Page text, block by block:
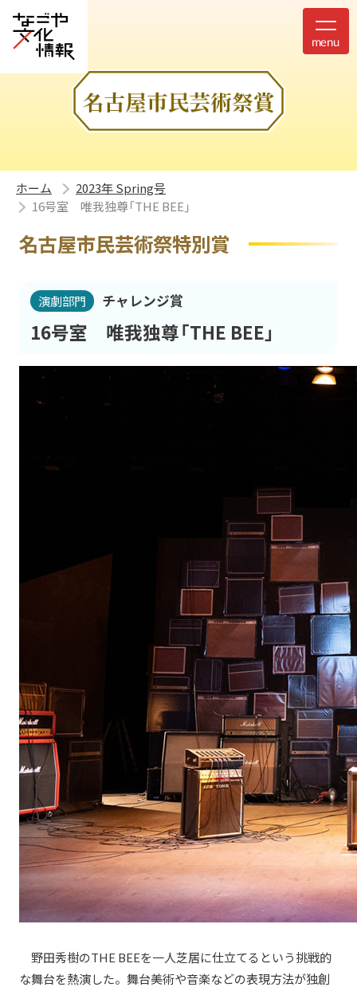
ホーム
2023年 Spring号
16号室 唯我独尊「THE BEE」
名古屋市民芸術祭特別賞
演劇部門 チャレンジ賞
16号室 唯我独尊「THE BEE」
野田秀樹のTHE BEEを一人芝居に仕立てるという挑戦的
な舞台を熱演した。舞台美術や音楽などの表現方法が独創